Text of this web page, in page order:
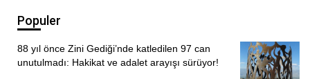
Populer
88 yıl önce Zini Gediği’nde katledilen 97 can
unutulmadı: Hakikat ve adalet arayışı sürüyor!